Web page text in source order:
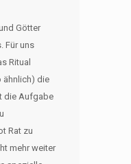
Götter
Für uns
Ritual
ähnlich) die
die Aufgabe
Rat zu
mehr weiter